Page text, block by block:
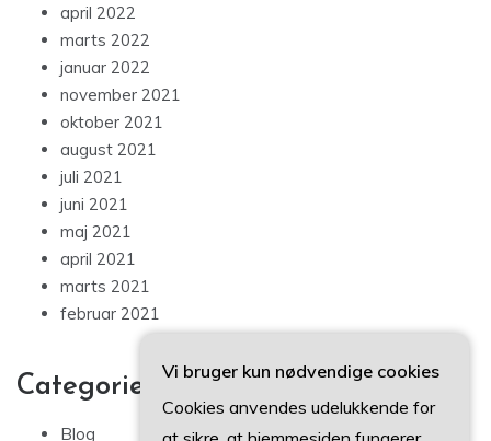
april 2022
marts 2022
januar 2022
november 2021
oktober 2021
august 2021
juli 2021
juni 2021
maj 2021
april 2021
marts 2021
februar 2021
Categories
Blog
Vi bruger kun nødvendige cookies
Cookies anvendes udelukkende for